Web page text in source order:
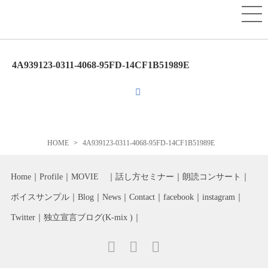
4A939123-0311-4068-95FD-14CF1B51989E
HOME 4A939123-0311-4068-95FD-14CF1B51989E
Home Profile MOVIE 話し方セミナー 朗読コンサート
ボイスサンプル Blog News Contact facebook instagram
Twitter 独立宣言ブログ(K-mix )